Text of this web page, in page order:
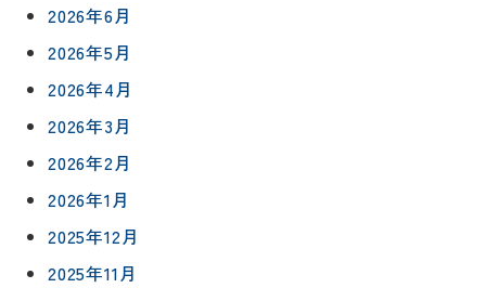
2026年6月
2026年5月
2026年4月
2026年3月
2026年2月
2026年1月
2025年12月
2025年11月